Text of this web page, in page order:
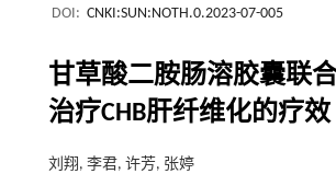
DOI: CNKI:SUN:NOTH.0.2023-07-005
甘草酸二胺肠溶胶囊联
治疗CHB肝纤维化的疗效
刘翔, 李君, 许芳, 张婷